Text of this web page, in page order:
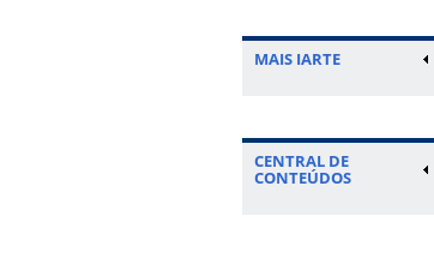
MAIS IARTE
CENTRAL DE
CONTEÚDOS